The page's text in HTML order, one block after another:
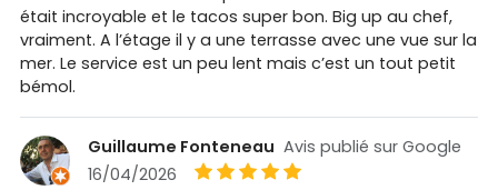
était incroyable et le tacos super bon. Big up au chef,
vraiment. A l’étage il y a une terrasse avec une vue sur la
mer. Le service est un peu lent mais c’est un tout petit
bémol.
Guillaume Fonteneau Avis publié sur Google
16/04/2026